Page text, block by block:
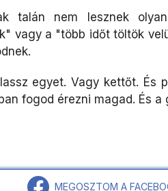
talán nem lesznek
vagy a "több időt töltök
egyet. Vagy kettőt. És
fogod érezni magad. És a
MEGOSZTOM A